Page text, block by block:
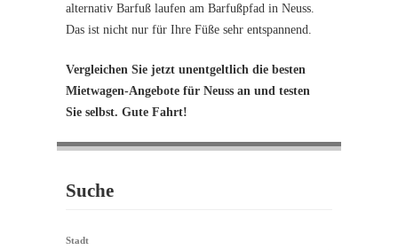
alternativ Barfuß laufen am Barfußpfad in Neuss.
Das ist nicht nur für Ihre Füße sehr entspannend.
Vergleichen Sie jetzt unentgeltlich die besten
Mietwagen-Angebote für Neuss an und testen
Sie selbst. Gute Fahrt!
Suche
Stadt